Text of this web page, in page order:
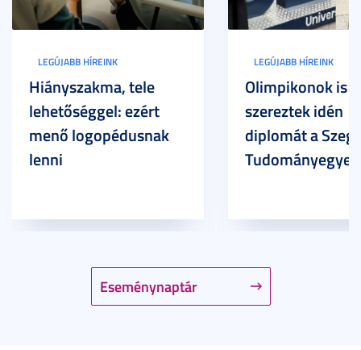
Eseménynaptár
LEGÚJABB HÍREINK
Hiányszakma, tele
lehetőséggel: ezért
menő logopédusnak
lenni
LEGÚJABB HÍREINK
Olimpikonok is
szereztek idén
diplomát a